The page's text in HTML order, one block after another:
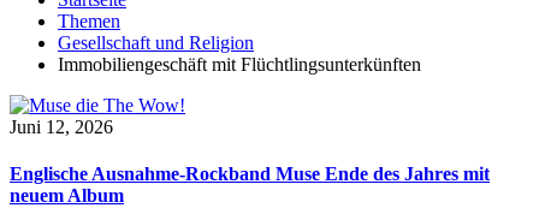
Themen
Gesellschaft und Religion
Immobiliengeschäft mit Flüchtlingsunterkünften
Juni 12, 2026
Englische Ausnahme-Rockband Muse Ende des Jahres mit
neuem Album